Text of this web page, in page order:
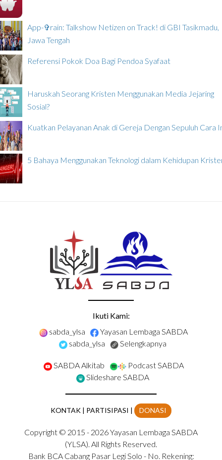
App-✞rain: Talkshow Netizen on Track! di GBI Tasikmadu,
Jawa Tengah
Referensi Pokok Doa Bagi Pendoa Syafaat
Haruskah Seorang Kristen Menggunakan Media Jejaring
Sosial?
Kuatkan Pelayanan Anak di Gereja Dengan Sepuluh Cara
5 Bahaya Menggunakan Teknologi dalam Kehidupan
Ikuti Kami:
sabda_ylsa
Yayasan Lembaga SABDA
sabda_ylsa
Selengkapnya
SABDA Alkitab
Podcast SABDA
Slideshare SABDA
KONTAK PARTISIPASI DONASI
Copyright © 2015 - 2026Yayasan Lembaga SABDA
(YLSA). All Rights Reserved.
Bank BCA Cabang Pasar Legi Solo - No. Rekening: